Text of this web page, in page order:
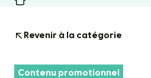
Revenir à la catégorie
Contenu promotionnel